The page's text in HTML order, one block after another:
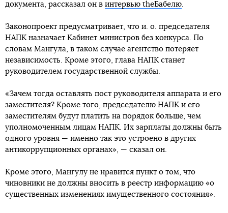
документа, рассказал он в интервью theБабелю.
Законопроект предусматривает, что и. о. председателя
НАПК назначает Кабинет министров без конкурса. По
словам Мангула, в таком случае агентство потеряет
независимость. Кроме этого, глава НАПК станет
руководителем государственной службы.
«Зачем тогда оставлять пост руководителя аппарата и его
заместителя? Кроме того, председателю НАПК и его
заместителям будут платить на порядок больше, чем
уполномоченным лицам НАПК. Их зарплаты должны быть
одного уровня — именно так это устроено в других
антикоррупционных органах», — сказал он.
Кроме этого, Мангулу не нравится пункт о том, что
чиновники не должны вносить в реестр информацию «о
существенных изменениях имущественного состояния».